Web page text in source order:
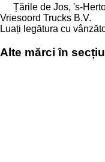
Țările de Jos, 's-
Vriesoord Trucks B.V.
Luați legătura cu
Alte mărci în